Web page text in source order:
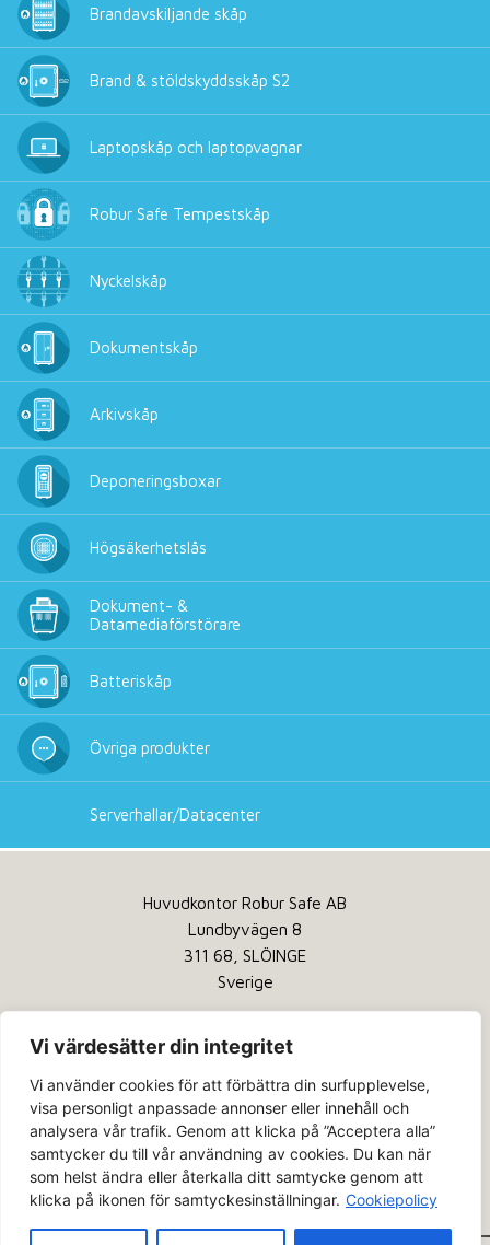
Vi värdesätter din integritet
Vi använder cookies för att förbättra din surfupplevelse,
visa personligt anpassade annonser eller innehåll och
analysera vår trafik. Genom att klicka på ”Acceptera alla”
samtycker du till vår användning av cookies. Du kan när
som helst ändra eller återkalla ditt samtycke genom att
klicka på ikonen för samtyckesinställningar. Cookiepolicy
Brandavskiljande skåp
Brand & stöldskyddsskåp S2
Laptopskåp och laptopvagnar
Robur Safe Tempestskåp
Nyckelskåp
Dokumentskåp
Arkivskåp
Deponeringsboxar
Högsäkerhetslås
Dokument- &
Datamediaförstörare
Batteriskåp
Övriga produkter
Serverhallar/Datacenter
Huvudkontor Robur Safe AB
Lundbyvägen 8
311 68, SLÖINGE
Sverige
Tel:+46 346 260 260
Email: info@robursafe.com
Integritetspolicy
Kakor
Om oss